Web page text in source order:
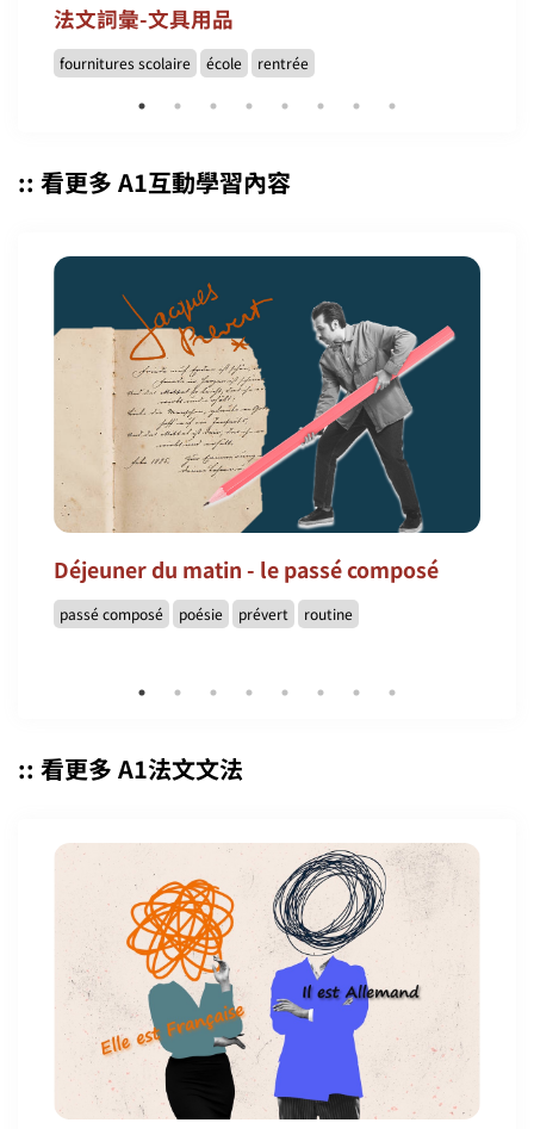
法文詞彙-文具用品
fournitures scolaire école rentrée
:: 看更多 A1互動學習內容
Déjeuner du matin - le passé composé
passé composé poésie prévert routine
:: 看更多 A1法文文法